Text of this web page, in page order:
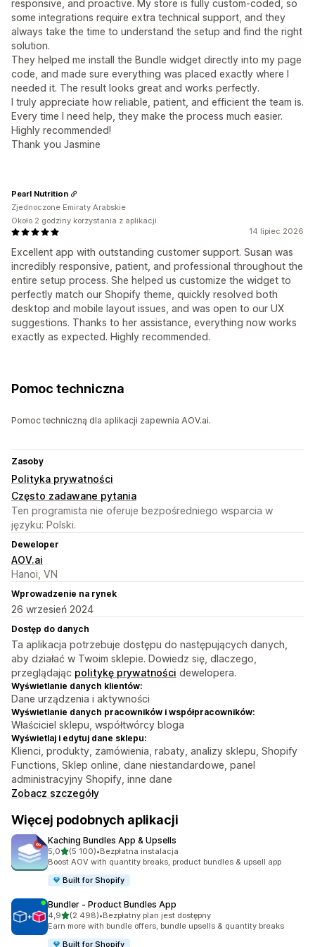
responsive, and proactive. My store is fully custom-coded, so
some integrations require extra technical support, and they
always take the time to understand the setup and find the right
solution.
They helped me install the Bundle widget directly into my page
code, and made sure everything was placed exactly where I
needed it. The result looks great and works perfectly.
I truly appreciate how reliable, patient, and efficient the team is.
Every time I need help, they make the process much easier.
Highly recommended!
Thank you Jasmine
14 lipiec 2026
Excellent app with outstanding customer support. Susan was
incredibly responsive, patient, and professional throughout the
entire setup process. She helped us customize the widget to
perfectly match our Shopify theme, quickly resolved both
desktop and mobile layout issues, and was open to our UX
suggestions. Thanks to her assistance, everything now works
exactly as expected. Highly recommended.
Pearl Nutrition
Zjednoczone Emiraty Arabskie
Około 2 godziny korzystania z aplikacji
Pomoc techniczna
Pomoc techniczną dla aplikacji zapewnia AOV.ai.
Zasoby
Polityka prywatności
Często zadawane pytania
Ten programista nie oferuje bezpośredniego wsparcia w
języku: Polski.
Deweloper
AOV.ai
Hanoi, VN
Wprowadzenie na rynek
26 wrzesień 2024
Dostęp do danych
Ta aplikacja potrzebuje dostępu do następujących danych,
aby działać w Twoim sklepie. Dowiedz się, dlaczego,
przeglądając politykę prywatności dewelopera.
Wyświetlanie danych klientów:
Dane urządzenia i aktywności
Wyświetlanie danych pracowników i współpracowników:
Właściciel sklepu, współtwórcy bloga
Wyświetlaj i edytuj dane sklepu:
Klienci, produkty, zamówienia, rabaty, analizy sklepu, Shopify
Functions, Sklep online, dane niestandardowe, panel
administracyjny Shopify, inne dane
Zobacz szczegóły
Więcej podobnych aplikacji
Kaching Bundles App & Upsells
5,0na 5 gwiazdek
(5 100)
Łączna liczba recenzji: 5100
•Bezpłatna instalacja
Boost AOV with quantity breaks, product bundles & upsell app
Built for Shopify
Bundler ‑ Product Bundles App
4,9na 5 gwiazdek
(2 498)
Łączna liczba recenzji: 2498
•Bezpłatny plan jest dostępny
Earn more with bundle offers, bundle upsells & quantity breaks
Built for Shopify